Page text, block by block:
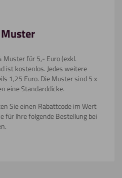
Muster für 5,- Euro (exkl.
ist kostenlos. Jedes weitere
1,25 Euro. Die Muster sind 5 x
eine Standarddicke.
Sie einen Rabattcode im Wert
für Ihre folgende Bestellung bei